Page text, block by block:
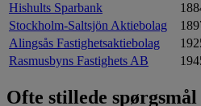
Hishults Sparbank
Stockholm-Saltsjön Aktiebolag
Alingsås Fastighetsaktiebolag
Rasmusbyns Fastighets AB
Ofte stillede spørgsmål